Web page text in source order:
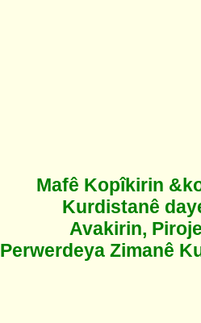
Mafê Kopîkirin
Kurdistanê
Avakirin,
Perwerdeya Zimanê